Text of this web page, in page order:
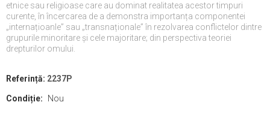
etnice sau religioase care au dominat realitatea acestor timpuri
curente, în încercarea de a demonstra importanța componentei
„internațioanle” sau „transnaționale” în rezolvarea conflictelor dintre
grupurile minoritare şi cele majoritare; din perspectiva teoriei
drepturilor omului.
Referință: 2237P
Condiție: Nou